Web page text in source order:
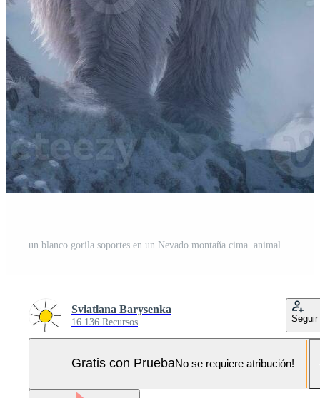
Sviatlana Barysenka
16.136 Recursos Seguir
Gratis con PruebaNo se requiere atribución!